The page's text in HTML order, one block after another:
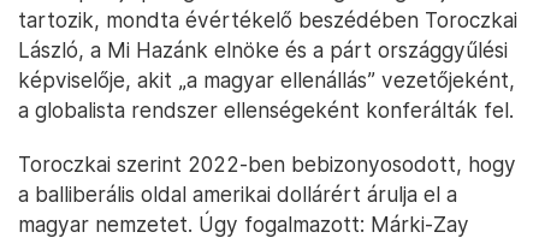
tartozik, mondta évértékelő beszédében Toroczkai
László, a Mi Hazánk elnöke és a párt országgyűlési
képviselője, akit „a magyar ellenállás” vezetőjeként,
a globalista rendszer ellenségeként konferálták fel.
Toroczkai szerint 2022-ben bebizonyosodott, hogy
a balliberális oldal amerikai dollárért árulja el a
magyar nemzetet. Úgy fogalmazott: Márki-Zay